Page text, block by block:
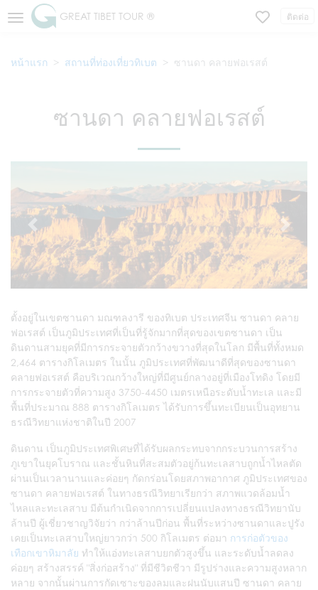
GREAT TIBET TOUR ® ติดต่อ
หน้าแรก สถานที่ท่องเที่ยวทิเบต ซานดา คลายฟอเรสต์
ซานดา คลายฟอเรสต์
ตั้งอยู่ในเขตซานดา มณฑลงารี ของทิเบต ประเทศจีน ซานดา คลาย
ฟอเรสต์ เป็นภูมิประเทศที่เป็นที่รู้จักมากที่สุดของเขตซานดา เป็น
ดินดานสามยุคที่มีการกระจายตัวกว้างขวางที่สุดในโลก มีพื้นที่ทั้งหมด
2,464 ตารางกิโลเมตร ในนั้น ภูมิประเทศที่พัฒนาดีที่สุดของซานดา
คลายฟอเรสต์ คือบริเวณกว้างใหญ่ที่มีศูนย์กลางอยู่ที่เมืองโทดิง โดยมี
การกระจายตัวที่ความสูง 3750-4450 เมตรเหนือระดับน้ำทะเล และมี
พื้นที่ประมาณ 888 ตารางกิโลเมตร ได้รับการขึ้นทะเบียนเป็นอุทยาน
ธรณีวิทยาแห่งชาติในปี 2007
ดินดาน เป็นภูมิประเทศพิเศษที่ได้รับผลกระทบจากกระบวนการสร้าง
ภูเขาในยุคโบราณ และชั้นหินที่สะสมตัวอยู่ก้นทะเลสาบถูกน้ำไหลตัด
ผ่านเป็นเวลานานและค่อยๆ กัดกร่อนโดยสภาพอากาศ ภูมิประเทศของ
ซานดา คลายฟอเรสต์ ในทางธรณีวิทยาเรียกว่า สภาพแวดล้อมน้ำ
ไหลและทะเลสาบ มีต้นกำเนิดจากการเปลี่ยนแปลงทางธรณีวิทยานับ
ล้านปี ผู้เชี่ยวชาญวิจัยว่า กว่าล้านปีก่อน พื้นที่ระหว่างซานดาและปูรัง
เคยเป็นทะเลสาบใหญ่ยาวกว่า 500 กิโลเมตร ต่อมา การก่อตัวของ
เทือกเขาหิมาลัย ทำให้แอ่งทะเลสาบยกตัวสูงขึ้น และระดับน้ำลดลง
ค่อยๆ สร้างสรรค์ "สิ่งก่อสร้าง" ที่มีชีวิตชีวา มีรูปร่างและความสูงหลาก
หลาย จากนั้นผ่านการกัดเซาะของลมและฝนนับแสนปี ซานดา คลาย